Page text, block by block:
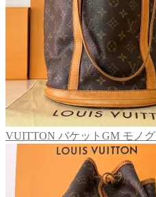
VUITTON バケットGM モノ